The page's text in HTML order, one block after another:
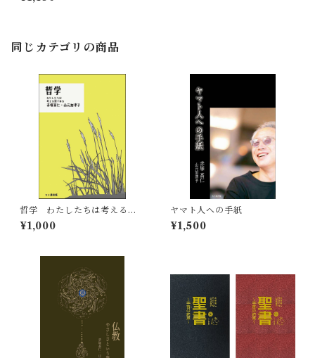
同じカテゴリの商品
哲学 わたしたちは考える葦
である
¥1,000
ヤマト人への手紙
¥1,500